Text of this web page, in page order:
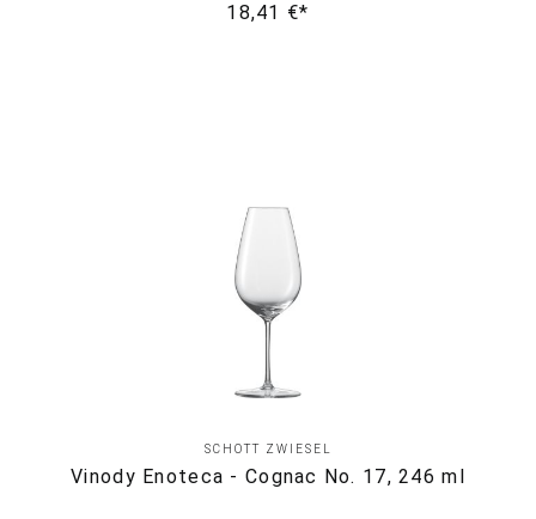
18,41 €*
SCHOTT ZWIESEL
Vinody Enoteca - Cognac No. 17, 246 ml